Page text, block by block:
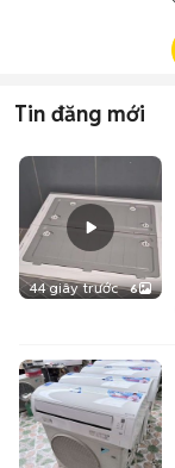
Tin đăng mới
44 giây trước 6